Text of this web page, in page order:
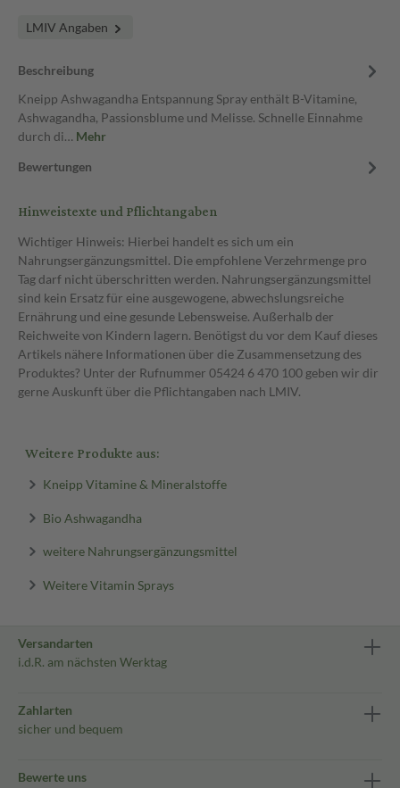
LMIV Angaben
Beschreibung
Kneipp Ashwagandha Entspannung Spray enthält B-Vitamine,
Ashwagandha, Passionsblume und Melisse. Schnelle Einnahme
durch di… Mehr
Bewertungen
Hinweistexte und Pflichtangaben
Wichtiger Hinweis: Hierbei handelt es sich um ein
Nahrungsergänzungsmittel. Die empfohlene Verzehrmenge pro
Tag darf nicht überschritten werden. Nahrungsergänzungsmittel
sind kein Ersatz für eine ausgewogene, abwechslungsreiche
Ernährung und eine gesunde Lebensweise. Außerhalb der
Reichweite von Kindern lagern. Benötigst du vor dem Kauf dieses
Artikels nähere Informationen über die Zusammensetzung des
Produktes? Unter der Rufnummer 05424 6 470 100 geben wir dir
gerne Auskunft über die Pflichtangaben nach LMIV.
Weitere Produkte aus:
Kneipp Vitamine & Mineralstoffe
Bio Ashwagandha
weitere Nahrungsergänzungsmittel
Weitere Vitamin Sprays
Versandarten
i.d.R. am nächsten Werktag
Zahlarten
sicher und bequem
Bewerte uns